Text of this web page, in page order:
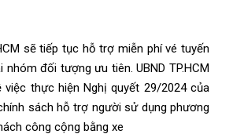
sẽ tiếp tục hỗ trợ miễn phí vé tuyến
đối tượng ưu tiên. UBND TP.HCM
việc thực hiện Nghị quyết 29/2024 của
sách hỗ trợ người sử dụng phương
công cộng bằng xe